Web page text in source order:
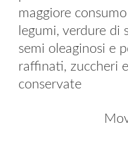
maggiore
legumi, verdure di
semi oleaginosi e
raffinati, zuccheri
conservate